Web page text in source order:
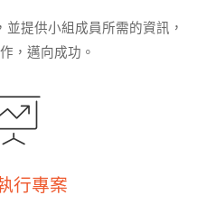
提供小組成員所需的資訊，
，邁向成功。
行專案